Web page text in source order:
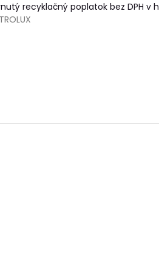
recyklačný poplatok bez DPH v